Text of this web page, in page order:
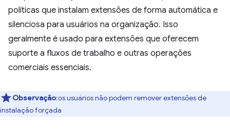
políticas que instalam extensões de forma automática e
silenciosa para usuários na organização. Isso
geralmente é usado para extensões que oferecem
suporte a fluxos de trabalho e outras operações
comerciais essenciais.
Observação:os usuários não podem remover extensões de
instalação forçada